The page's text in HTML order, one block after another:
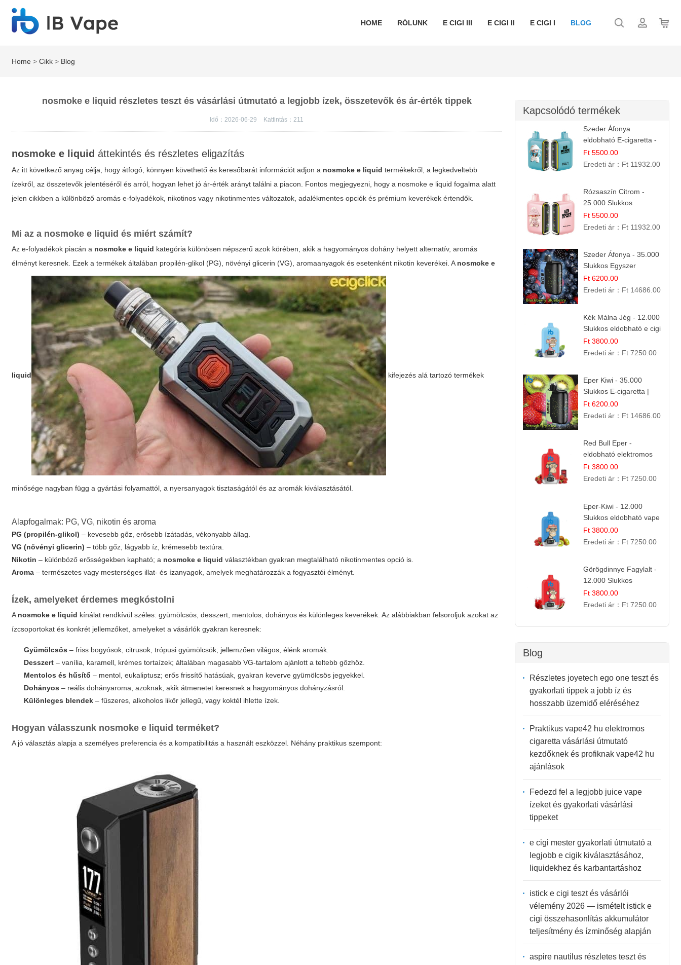
HOME RÓLUNK E CIGI III E CIGI II E CIGI I BLOG
Home >Cikk > Blog
nosmoke e liquid részletes teszt és vásárlási útmutató a legjobb ízek, összetevők és ár-érték tippek
Idő：2026-06-29 Kattintás：211
nosmoke e liquid áttekintés és részletes eligazítás
Az itt következő anyag célja, hogy átfogó, könnyen követhető és keresőbarát információt adjon a nosmoke e liquid termékekről, a legkedveltebb
ízekről, az összetevők jelentéséről és arról, hogyan lehet jó ár-érték arányt találni a piacon. Fontos megjegyezni, hogy a nosmoke e liquid fogalma alatt
jelen cikkben a különböző aromás e-folyadékok, nikotinos vagy nikotinmentes változatok, adalékmentes opciók és prémium keverékek értendők.
Mi az a nosmoke e liquid és miért számít?
Az e-folyadékok piacán a nosmoke e liquid kategória különösen népszerű azok körében, akik a hagyományos dohány helyett alternatív, aromás
élményt keresnek. Ezek a termékek általában propilén-glikol (PG), növényi glicerin (VG), aromaanyagok és esetenként nikotin keverékei. A nosmoke e
liquid kifejezés alá tartozó termékek
minősége nagyban függ a gyártási folyamattól, a nyersanyagok tisztaságától és az aromák kiválasztásától.
Alapfogalmak: PG, VG, nikotin és aroma
PG (propilén-glikol) – kevesebb gőz, erősebb ízátadás, vékonyabb állag.
VG (növényi glicerin) – több gőz, lágyabb íz, krémesebb textúra.
Nikotin – különböző erősségekben kapható; a nosmoke e liquid választékban gyakran megtalálható nikotinmentes opció is.
Aroma – természetes vagy mesterséges illat- és ízanyagok, amelyek meghatározzák a fogyasztói élményt.
Ízek, amelyeket érdemes megkóstolni
A nosmoke e liquid kínálat rendkívül széles: gyümölcsös, desszert, mentolos, dohányos és különleges keverékek. Az alábbiakban felsoroljuk azokat az
ízcsoportokat és konkrét jellemzőket, amelyeket a vásárlók gyakran keresnek:
Gyümölcsös – friss bogyósok, citrusok, trópusi gyümölcsök; jellemzően világos, élénk aromák.
Desszert – vanília, karamell, krémes tortaízek; általában magasabb VG-tartalom ajánlott a teltebb gőzhöz.
Mentolos és hűsítő – mentol, eukaliptusz; erős frissítő hatásúak, gyakran keverve gyümölcsös jegyekkel.
Dohányos – reális dohányaroma, azoknak, akik átmenetet keresnek a hagyományos dohányzásról.
Különleges blendek – fűszeres, alkoholos likőr jellegű, vagy koktél ihlette ízek.
Hogyan válasszunk nosmoke e liquid terméket?
A jó választás alapja a személyes preferencia és a kompatibilitás a használt eszközzel. Néhány praktikus szempont:
Kapcsolódó termékek
Szeder Áfonya
eldobható E-cigaretta -
25.000 Slukk | Prémium
Gyümölcs Íz
Ft 5500.00
Eredeti ár： Ft 11932.00
Rózsaszín Citrom -
25.000 Slukkos
eldobható e-Cigaretta |
IBvape Bar
Ft 5500.00
Eredeti ár： Ft 11932.00
Szeder Áfonya - 35.000
Slukkos Egyszer
Használatos E-cigaretta
| Prémium Ízélmény
Ft 6200.00
Eredeti ár： Ft 14686.00
Kék Málna Jég - 12.000
Slukkos eldobható e cigi
| Frissítő Bogyós Íz
Ft 3800.00
Eredeti ár： Ft 7250.00
Eper Kiwi - 35.000
Slukkos E-cigaretta |
IBVape Bar Friss
Gyümölcs Ízek
Ft 6200.00
Eredeti ár： Ft 14686.00
Red Bull Eper -
eldobható elektromos
cigi | Energizáló
Gyümölcs Íz
Ft 3800.00
Eredeti ár： Ft 7250.00
Eper-Kiwi - 12.000
Slukkos eldobható vape
| Friss Gyümölcs
Kombináció
Ft 3800.00
Eredeti ár： Ft 7250.00
Görögdinnye Fagylalt -
12.000 Slukkos
eldobható e-Cigaretta
Ft 3800.00
Eredeti ár： Ft 7250.00
Blog
Részletes joyetech ego one teszt és
gyakorlati tippek a jobb íz és
hosszabb üzemidő eléréséhez
Praktikus vape42 hu elektromos
cigaretta vásárlási útmutató
kezdőknek és profiknak vape42 hu
ajánlások
Fedezd fel a legjobb juice vape
ízeket és gyakorlati vásárlási
tippeket
e cigi mester gyakorlati útmutató a
legjobb e cigik kiválasztásához,
liquidekhez és karbantartáshoz
istick e cigi teszt és vásárlói
vélemény 2026 — ismételt istick e
cigi összehasonlítás akkumulátor
teljesítmény és ízminőség alapján
aspire nautilus részletes teszt és